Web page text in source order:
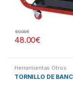
48.00€
60.00€
Herramientas Otros
TORNILLO DE